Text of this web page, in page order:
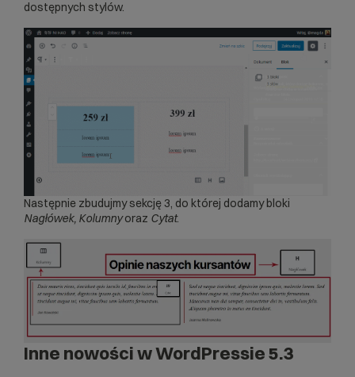
dostępnych stylów.
Następnie zbudujmy sekcję 3, do której dodamy bloki
Nagłówek, Kolumnyoraz Cytat.
Inne nowości w WordPressie 5.3